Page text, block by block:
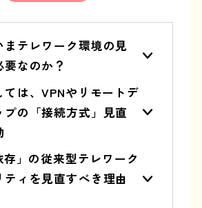
まテレワーク環境の見
なのか？
ては、VPNやリモートデ
プの「接続方式」見直
存」の従来型テレワーク
ティを見直すべき理由